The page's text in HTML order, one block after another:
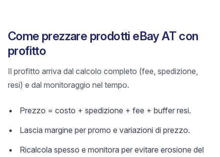
Come prezzare prodotti eBay AT con
profitto
Il profitto arriva dal calcolo completo (fee, spedizione,
resi) e dal monitoraggio nel tempo.
Prezzo = costo + spedizione + fee + buffer resi.
Lascia margine per promo e variazioni di prezzo.
Ricalcola spesso e monitora per evitare erosione del